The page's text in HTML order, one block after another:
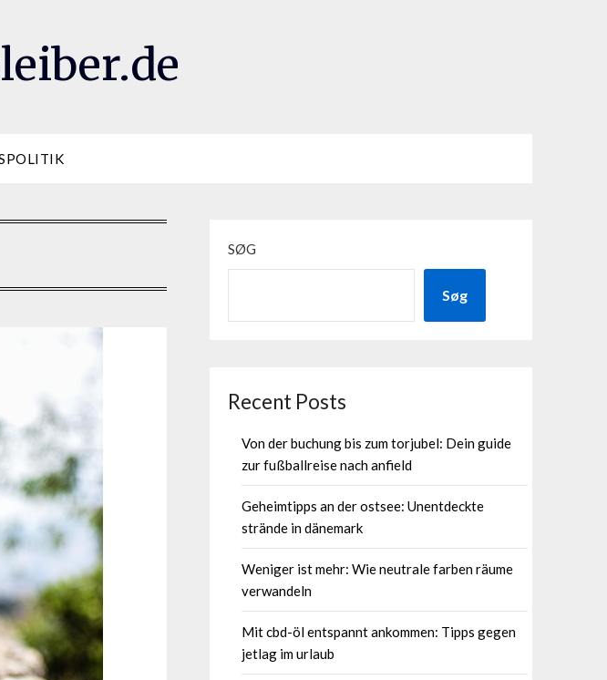
SØG
Søg
Recent Posts
Von der buchung bis zum torjubel: Dein guide
zur fußballreise nach anfield
Geheimtipps an der ostsee: Unentdeckte
strände in dänemark
Weniger ist mehr: Wie neutrale farben räume
verwandeln
Mit cbd-öl entspannt ankommen: Tipps gegen
jetlag im urlaub